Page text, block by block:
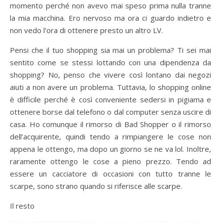
momento perché non avevo mai speso prima nulla tranne
la mia macchina. Ero nervoso ma ora ci guardo indietro e
non vedo l’ora di ottenere presto un altro LV.
Pensi che il tuo shopping sia mai un problema? Ti sei mai
sentito come se stessi lottando con una dipendenza da
shopping? No, penso che vivere così lontano dai negozi
aiuti a non avere un problema. Tuttavia, lo shopping online
è difficile perché è così conveniente sedersi in pigiama e
ottenere borse dal telefono o dal computer senza uscire di
casa. Ho comunque il rimorso di Bad Shopper o il rimorso
dell’acquirente, quindi tendo a rimpiangere le cose non
appena le ottengo, ma dopo un giorno se ne va lol. Inoltre,
raramente ottengo le cose a pieno prezzo. Tendo ad
essere un cacciatore di occasioni con tutto tranne le
scarpe, sono strano quando si riferisce alle scarpe.
Il resto